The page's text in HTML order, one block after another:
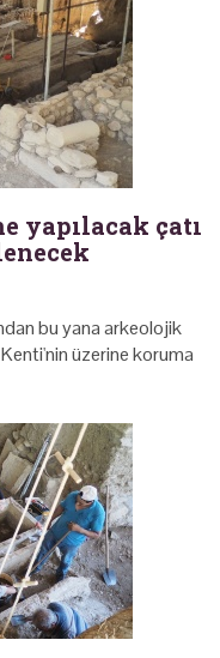
yapılacak çatı
bu yana arkeolojik
üzerine koruma